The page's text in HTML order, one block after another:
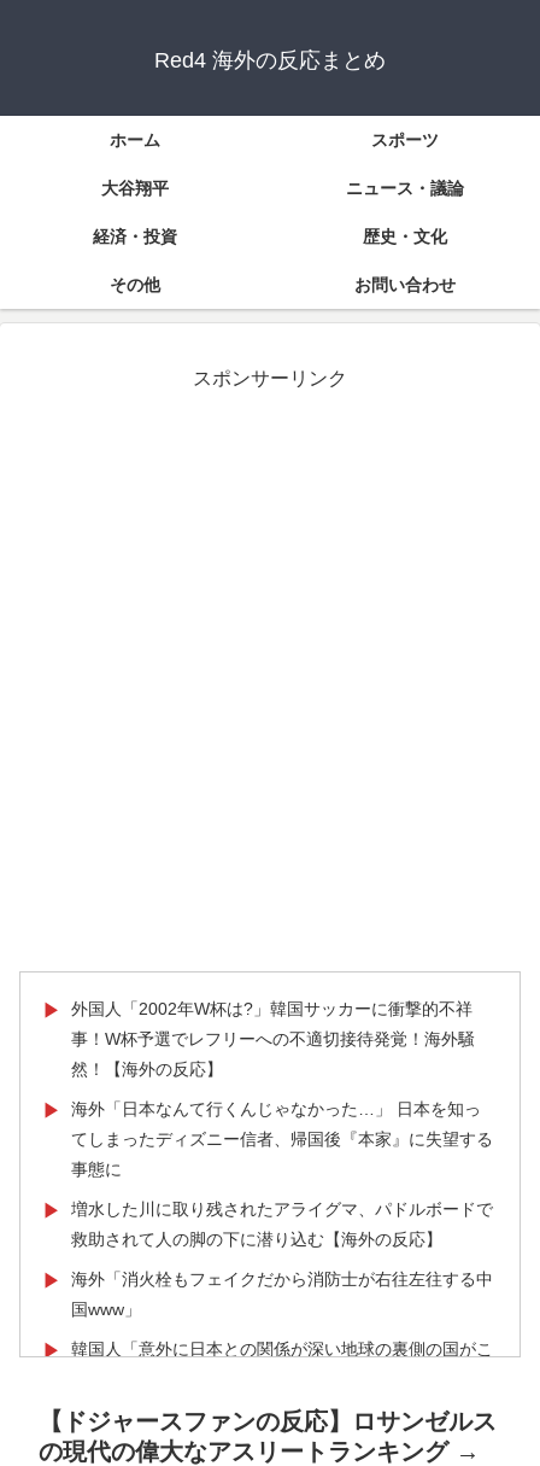
Red4 海外の反応まとめ
ホーム スポーツ
大谷翔平 ニュース・議論
経済・投資 歴史・文化
その他 お問い合わせ
スポンサーリンク
▶
外国人「2002年W杯は?」韓国サッカーに衝撃的不祥
事！W杯予選でレフリーへの不適切接待発覚！海外騒
然！【海外の反応】
▶
海外「日本なんて行くんじゃなかった…」 日本を知っ
てしまったディズニー信者、帰国後『本家』に失望する
事態に
▶
増水した川に取り残されたアライグマ、パドルボードで
救助されて人の脚の下に潜り込む【海外の反応】
▶
海外「消火栓もフェイクだから消防士が右往左往する中
国www」
▶
韓国人「意外に日本との関係が深い地球の裏側の国がこ
り‥」
▶ 海外「StumbleUponが恋しいんじゃない、あの頃のネッ
【ドジャースファンの反応】ロサンゼルス
の現代の偉大なアスリートランキング →